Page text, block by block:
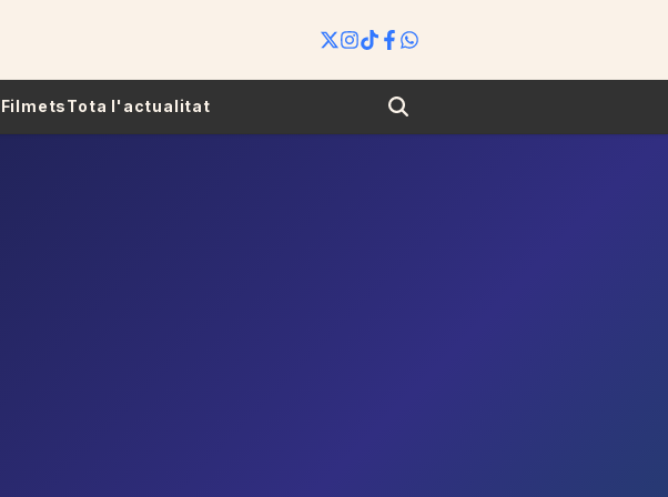
FilmetsTota l'actualitat Search